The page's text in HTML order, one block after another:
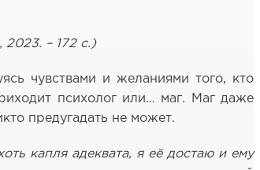
– 172 с.)
чувствами и желаниями того, кто
психолог или… маг. Маг даже
предугадать не может.
капля адеквата, я её достаю и ему